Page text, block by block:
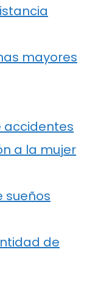
mayores
accidentes
a la mujer
sueños
de